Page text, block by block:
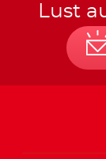
Lust